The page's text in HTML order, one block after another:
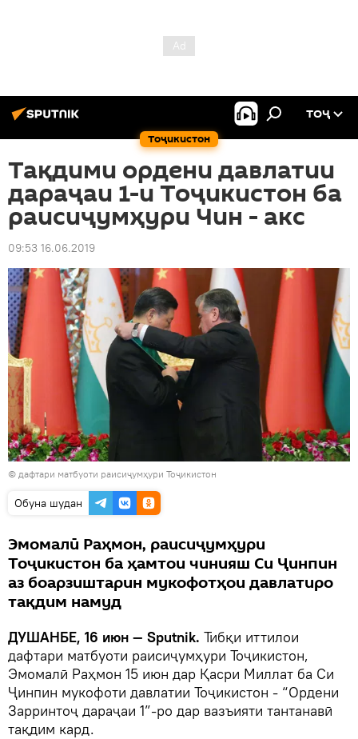
Тоҷикистон
ТОҶ
Тақдими ордени давлатии
дараҷаи 1-и Тоҷикистон ба
раисиҷумҳури Чин - акс
09:53 16.06.2019
© дафтари матбуоти раисиҷумҳури Тоҷикистон
Обуна шудан
Эмомалӣ Раҳмон, раисиҷумҳури
Тоҷикистон ба ҳамтои чинияш Си Ҷинпин
аз боарзиштарин мукофотҳои давлатиро
тақдим намуд
ДУШАНБЕ, 16 июн — Sputnik. Тибқи иттилои
дафтари матбуоти раисиҷумҳури Тоҷикистон,
Эмомалӣ Раҳмон 15 июн дар Қасри Миллат ба Си
Ҷинпин мукофоти давлатии Тоҷикистон - “Ордени
Зарринтоҷ дараҷаи 1”-ро дар вазъияти тантанавӣ
тақдим кард.